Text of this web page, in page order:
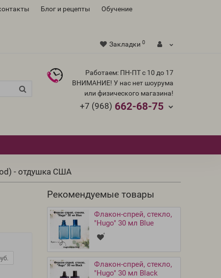
Блог и рецепты Обучение
Закладки 0
Работаем: ПН-ПТ с 10 до 17
ВНИМАНИЕ! У нас нет шоурума
или физического магазина!
+7 (968) 662-68-75
- отдушка США
Рекомендуемые товары
Флакон-спрей, стекло,
"Hugo" 30 мл Blue
Флакон-спрей, стекло,
"Hugo" 30 мл Black